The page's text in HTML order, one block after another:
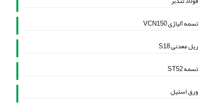
تسمه آلیاژی VCN150
ریل معدنی S18
تسمه ST52
ورق استیل